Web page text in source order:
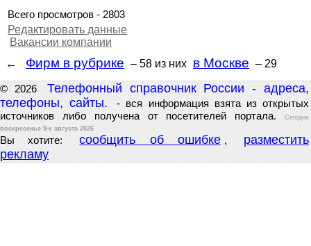
Всего просмотров - 2803
Редактировать данные
Вакансии компании
←
Фирм в рубрике – 58 из них в Москве – 29
© 2026
Телефонный справочник России - адреса,
телефоны, сайты.
- вся информация взята из открытых
источников либо получена от посетителей портала.
Сегодня
воскресенье 9-е августа 2026
Вы хотите: сообщить об ошибке ,
разместить
рекламу